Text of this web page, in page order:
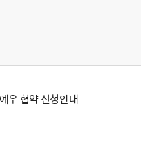
우 협약 신청안내